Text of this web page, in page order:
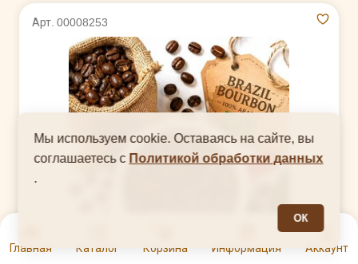
Главная Каталог Корзина Информация Аккаунт
Арт. 00008253
Мы используем cookie. Оставаясь на сайте, вы
соглашаетесь с Политикой обработки данных
.
ОК